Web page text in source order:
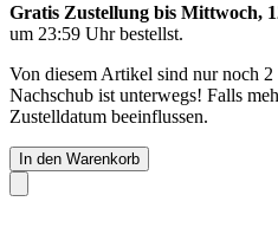
Gratis Zustellung bis Mittwoch,
um 23:59 Uhrbestellst.
Von diesem Artikel sind nur noch 2
Nachschub ist unterwegs! Falls
Zustelldatum beeinflussen.
In den Warenkorb